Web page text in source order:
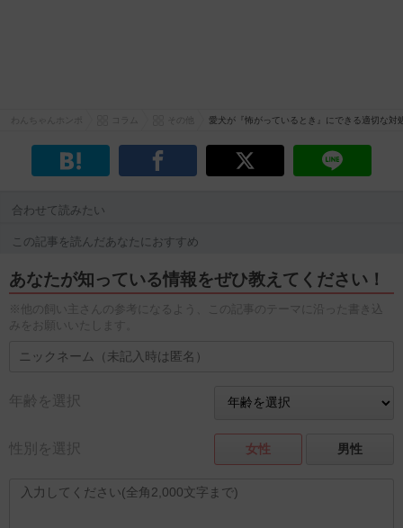
その他 愛犬が『怖がっているとき』にできる適切な
合わせて読みたい
この記事を読んだあなたにおすすめ
あなたが知っている情報をぜひ教えてください！
※他の飼い主さんの参考になるよう、この記事のテーマに沿った書き込
みをお願いいたします。
年齢を選択
性別を選択 女性 男性